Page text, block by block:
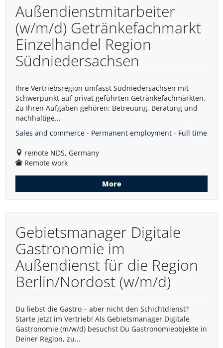
Außendienstmitarbeiter
(w/m/d) Getränkefachmarkt
Einzelhandel Region
Südniedersachsen
Ihre Vertriebsregion umfasst Südniedersachsen mit
Schwerpunkt auf privat geführten Getränkefachmärkten.
Zu Ihren Aufgaben gehören: Betreuung, Beratung und
nachhaltige...
Sales and commerce - Permanent employment - Full time
remote NDS, Germany
Remote work
More
Gebietsmanager Digitale
Gastronomie im
Außendienst für die Region
Berlin/Nordost (w/m/d)
Du liebst die Gastro – aber nicht den Schichtdienst?
Starte jetzt im Vertrieb! Als Gebietsmanager Digitale
Gastronomie (m/w/d) besuchst Du Gastronomieobjekte in
Deiner Region, zu...